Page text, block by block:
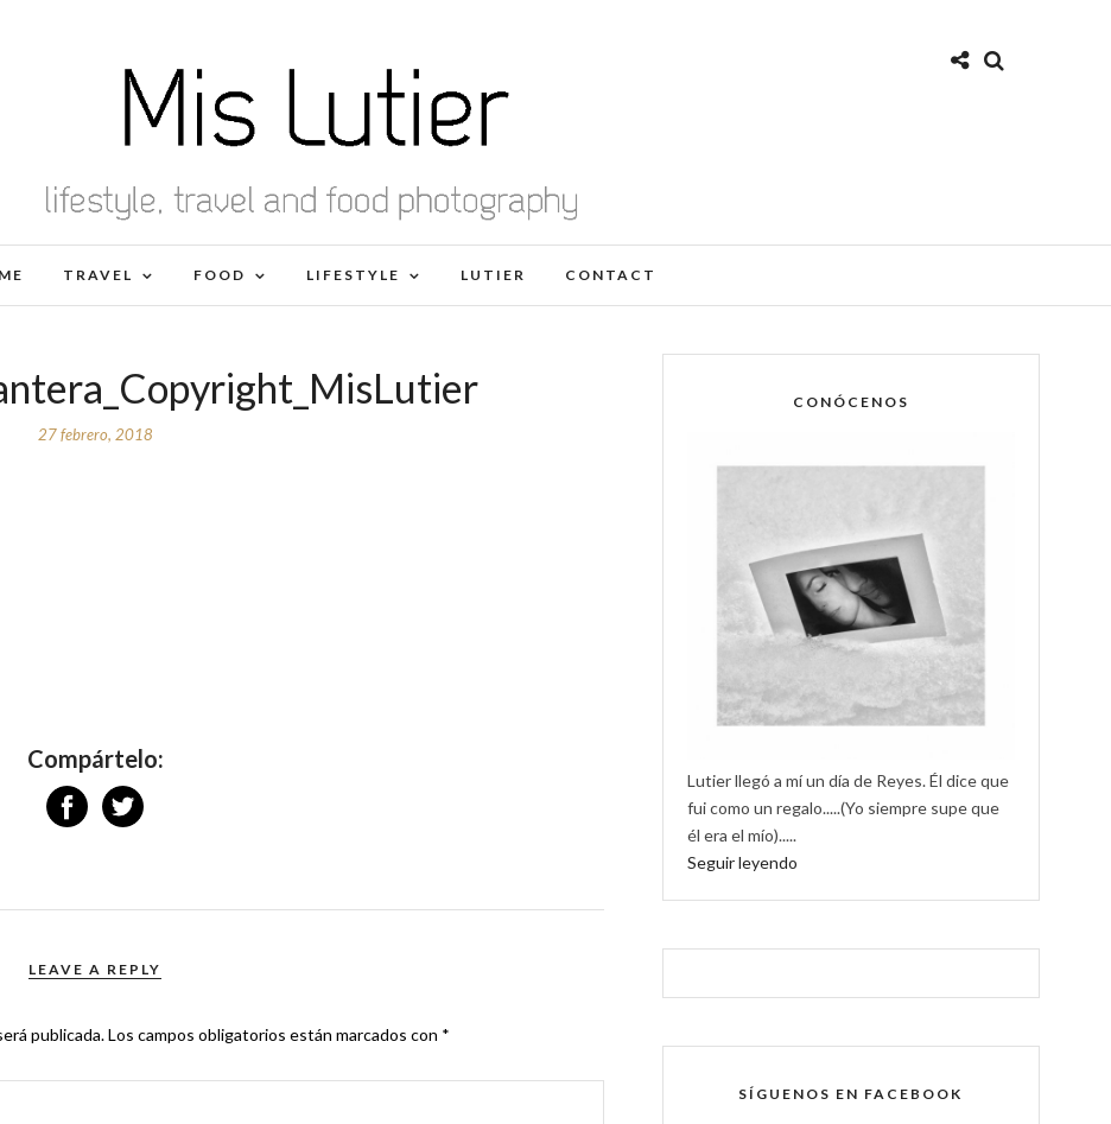
TRAVEL FOOD LIFESTYLE LUTIER CONTACT
27 febrero, 2018
Compártelo:
LEAVE A REPLY
publicada.Los campos obligatorios están marcados con *
CONÓCENOS
Lutier llegó a mí un día de Reyes. Él dice que
fui como un regalo.....(Yo siempre supe que
él era el mío).....
Seguir leyendo
SÍGUENOS EN FACEBOOK